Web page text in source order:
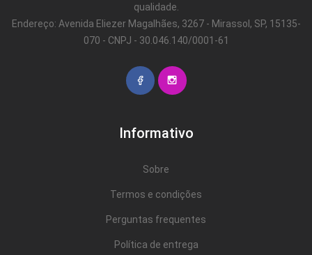
qualidade.
Endereço: Avenida Eliezer Magalhães, 3267 - Mirassol, SP, 15135-
070 - CNPJ - 30.046.140/0001-61
Informativo
Sobre
Termos e condições
Perguntas frequentes
Política de entrega